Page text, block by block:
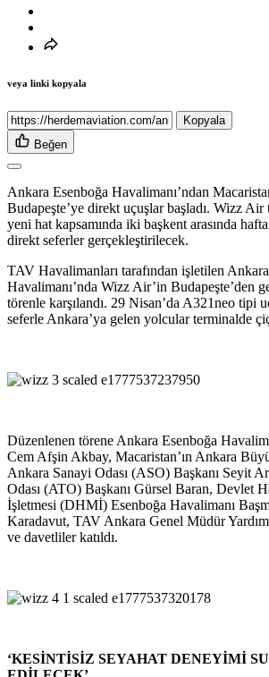
veya linki kopyala
Kopyala
Beğen
Ankara Esenboğa Havalimanı’ndan
Budapeşte’ye direkt uçuşlar başladı. Wizz Air
yeni hat kapsamında iki başkent arasında
direkt seferler gerçekleştirilecek.
TAV Havalimanları tarafından işletilen
Havalimanı’nda Wizz Air’in Budapeşte’den
törenle karşılandı. 29 Nisan’da A321neo tipi
seferle Ankara’ya gelen yolcular terminalde
Düzenlenen törene Ankara Esenboğa
Cem Afşin Akbay, Macaristan’ın Ankara
Ankara Sanayi Odası (ASO) Başkanı Seyit
Odası (ATO) Başkanı Gürsel Baran, Devlet
İşletmesi (DHMİ) Esenboğa Havalimanı
Karadavut, TAV Ankara Genel Müdür
ve davetliler katıldı.
‘KESİNTİSİZ SEYAHAT DENEYİMİ